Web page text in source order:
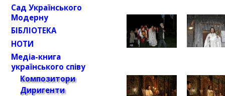
Сад Українського
Модерну
БІБЛІОТЕКА
НОТИ
Медіа-книга
українського співу
Композитори
Диригенти